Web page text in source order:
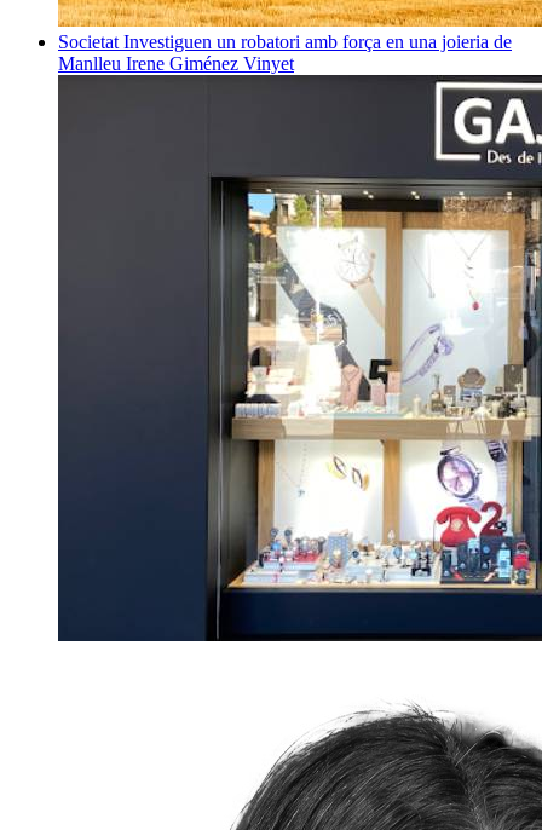
Societat Investiguen un robatori amb força en una joieria de
Manlleu Irene Giménez Vinyet